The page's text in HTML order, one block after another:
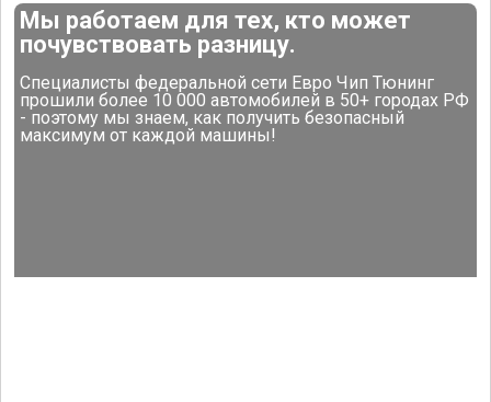
Мы работаем для тех, кто может
почувствовать разницу.
Специалисты федеральной сети Евро Чип Тюнинг
прошили более 10 000 автомобилей в 50+ городах РФ
- поэтому мы знаем, как получить безопасный
максимум от каждой машины!